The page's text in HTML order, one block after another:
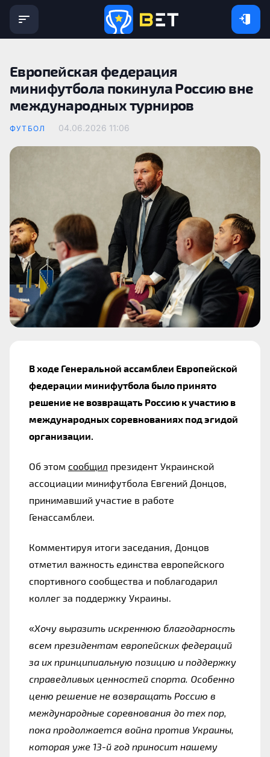
Европейская федерация
минифутбола покинула Россию вне
международных турниров
ФУТБОЛ 04.06.2026 11:06
В ходе Генеральной ассамблеи Европейской
федерации минифутбола было принято
решение не возвращать Россию к участию в
международных соревнованиях под эгидой
организации.
Об этом сообщил президент Украинской
ассоциации минифутбола Евгений Донцов,
принимавший участие в работе
Генассамблеи.
Комментируя итоги заседания, Донцов
отметил важность единства европейского
спортивного сообщества и поблагодарил
коллег за поддержку Украины.
«Хочу выразить искреннюю благодарность
всем президентам европейских федераций
за их принципиальную позицию и поддержку
справедливых ценностей спорта. Особенно
ценю решение не возвращать Россию в
международные соревнования до тех пор,
пока продолжается война против Украины,
которая уже 13-й год приносит нашему